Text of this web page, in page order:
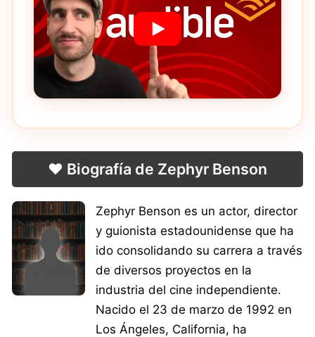
❤️ Biografía de Zephyr Benson
Zephyr Benson es un actor, director
y guionista estadounidense que ha
ido consolidando su carrera a través
de diversos proyectos en la
industria del cine independiente.
Nacido el 23 de marzo de 1992 en
Los Ángeles, California, ha